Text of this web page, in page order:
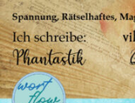
Zum
primären
Inhalt
springen
Zum
sekundären
Inhalt
springenAmalia